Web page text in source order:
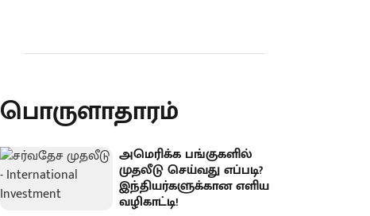
பொருளாதாரம்
அமெரிக்க பங்குகளில்
முதலீடு செய்வது எப்படி?
இந்தியர்களுக்கான எளிய
வழிகாட்டி!